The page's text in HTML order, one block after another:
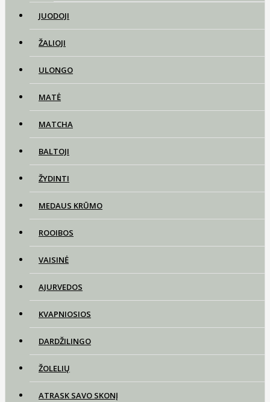
JUODOJI
ŽALIOJI
ULONGO
MATĖ
MATCHA
BALTOJI
ŽYDINTI
MEDAUS KRŪMO
ROOIBOS
VAISINĖ
AJURVEDOS
KVAPNIOSIOS
DARDŽILINGO
ŽOLELIŲ
ATRASK SAVO SKONĮ